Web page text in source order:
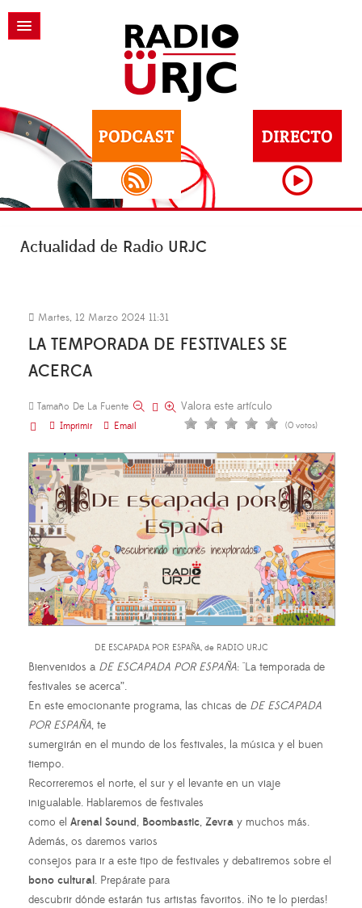
Actualidad de Radio URJC
Martes, 12 Marzo 2024 11:31
LA TEMPORADA DE FESTIVALES SE
ACERCA
Tamaño De La Fuente
Imprimir
Email
Valora este artículo
(0 votos)
DE ESCAPADA POR ESPAÑA, de RADIO URJC
Bienvenidos a DE ESCAPADA POR ESPAÑA: "La temporada de
festivales se acerca”.
En este emocionante programa, las chicas de DE ESCAPADA
POR ESPAÑA, te
sumergirán en el mundo de los festivales, la música y el buen
tiempo.
Recorreremos el norte, el sur y el levante en un viaje
inigualable. Hablaremos de festivales
como el Arenal Sound, Boombastic, Zevra y muchos más.
Además, os daremos varios
consejos para ir a este tipo de festivales y debatiremos sobre el
bono cultural. Prepárate para
descubrir dónde estarán tus artistas favoritos. ¡No te lo pierdas!